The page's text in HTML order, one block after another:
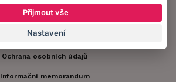
Doprava a platba
Obchodní podmínky
Ochrana osobních údajů
Informační memorandum
Přijmout vše
Nastavení